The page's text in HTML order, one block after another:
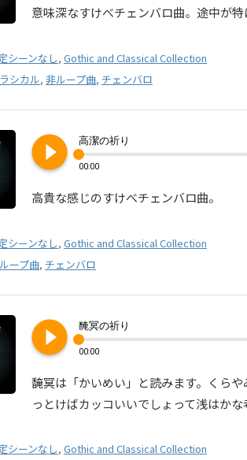
意味深なすけべチェンバロ曲。途中が特
シーンなし, Gothic and Classical Collection
シカル, 非ループ曲, チェンバロ
play_circle_filled 高潔の祈り
00:00
高貴な感じのすけべチェンバロ曲。
シーンなし, Gothic and Classical Collection
ープ曲, チェンバロ
play_circle_filled 馣冥の祈り
00:00
馣冥は「かいめい」と読みます。くら
っとけばカッコいいでしょって浅はかな
シーンなし, Gothic and Classical Collection